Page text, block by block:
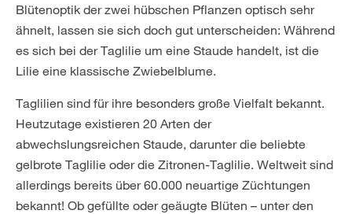
Blütenoptik der zwei hübschen Pflanzen optisch sehr
ähnelt, lassen sie sich doch gut unterscheiden: Während
es sich bei der Taglilie um eine Staude handelt, ist die
Lilie eine klassische Zwiebelblume.
Taglilien sind für ihre besonders große Vielfalt bekannt.
Heutzutage existieren 20 Arten der
abwechslungsreichen Staude, darunter die beliebte
gelbrote Taglilie oder die Zitronen-Taglilie. Weltweit sind
allerdings bereits über 60.000 neuartige Züchtungen
bekannt! Ob gefüllte oder geäugte Blüten – unter den